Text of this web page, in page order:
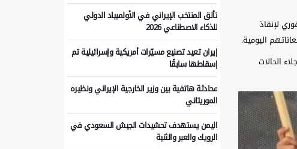
لإنقاذ
اليومية.
الحالات
تألق المنتخب الإيراني في الأولمبياد الدولي
للذكاء الاصطناعي 2026
إيران تعيد تصنيع مسيّرات أمريكية وإسرائيلية تم
إسقاطها سابقًا
محادثة هاتفية بين وزير الخارجية الإيراني ونظيره
الموريتاني
اليمن يستهدف تحشيدات الجيش السعودي في
الرويك والعبر والثنية